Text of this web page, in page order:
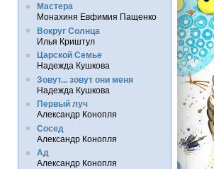
Мастера
Монахиня Евфимия Пащенко
Вокруг Солнца
Илья Криштул
Царской Семье
Надежда Кушкова
Зовут... зовут они меня
Надежда Кушкова
Первый луч
Александр Конопля
Сосед
Александр Конопля
Ад
Александр Конопля